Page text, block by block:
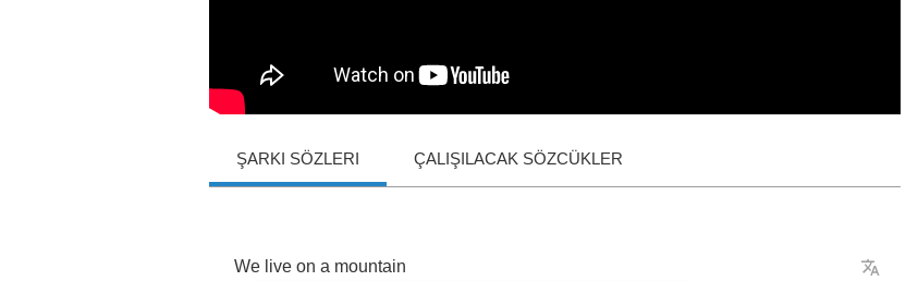
ŞARKI SÖZLERI ÇALIŞILACAK SÖZCÜKLER
We live on a mountain